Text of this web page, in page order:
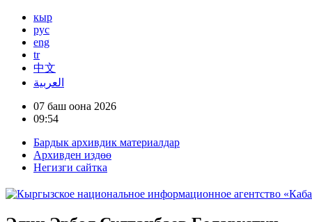
кыр
рус
eng
tr
中文
العربية
07 баш оона 2026
09:54
Бардык архивдик материалдар
Архивден издөө
Негизги сайтка